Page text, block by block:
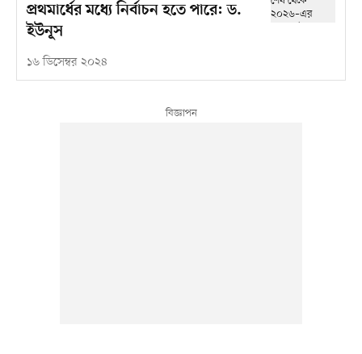
প্রথমার্ধের মধ্যে নির্বাচন হতে পারে: ড.
ইউনূস
১৬ ডিসেম্বর ২০২৪